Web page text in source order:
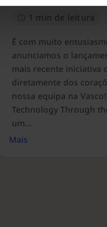
1 min de leitura
É com muito
anunciamos o
mais recente iniciativa
diretamente dos
nossa equipa na Vasco!
Technology Through
um...
Mais